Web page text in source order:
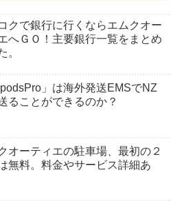
クで銀行に行くならエムクオー
へＧＯ！主要銀行一覧をまとめ
。
」は海外発送EMSでNZ
ることができるのか？
オーティエの駐車場、最初の２
無料。料金やサービス詳細あ